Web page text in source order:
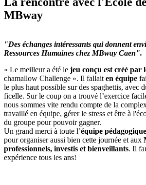
MBway
"Des échanges intéressants qui donnent
Ressources Humaines chez MBway Caen".
« Le meilleur a été le jeu conçu est créé par
chamallow Challenge ». Il fallaiten équipe
le plus haut possible sur des spaghettis, avec
ficelle. Sur le coup on a trouvé l’exercice
nous sommes vite rendu compte de la
travaillé en équipe, gérer le stress et être à
du groupe pour pouvoir gagner.
Un grand merci à toute l’équipe pédagogique
pour organiser aussi bien cette journée et aux
professionnels, investis et bienveillants. Il
expérience tous les ans!